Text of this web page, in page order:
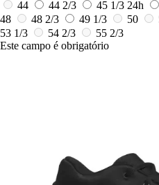
44 44 2/3 45 1/3 24h
48
48 2/3 49 1/3 50
53 1/3
54 2/3
55 2/3
Este campo é obrigatório